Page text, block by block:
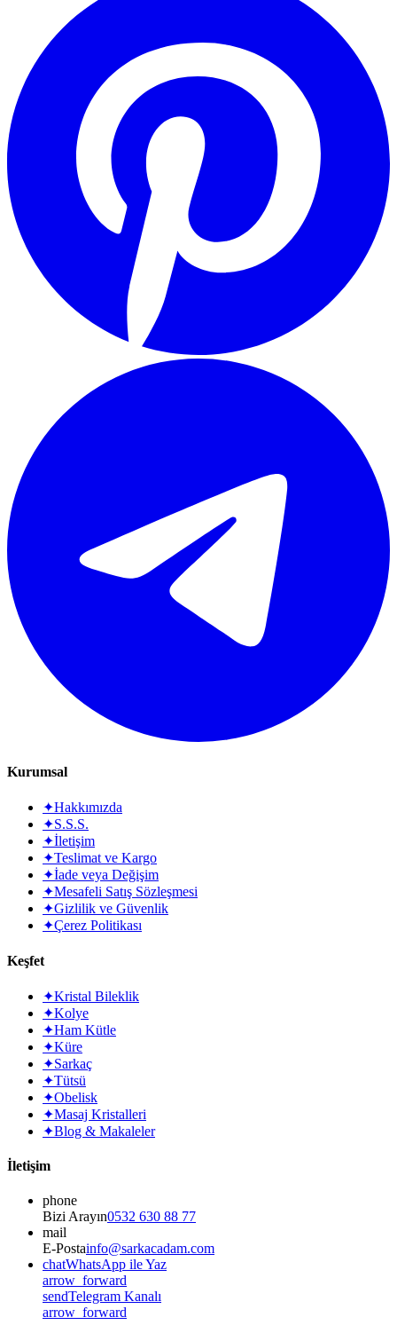
Kurumsal
✦Hakkımızda
✦S.S.S.
✦İletişim
✦Teslimat ve Kargo
✦İade veya Değişim
✦Mesafeli Satış Sözleşmesi
✦Gizlilik ve Güvenlik
✦Çerez Politikası
Keşfet
✦Kristal Bileklik
✦Kolye
✦Ham Kütle
✦Küre
✦Sarkaç
✦Tütsü
✦Obelisk
✦Masaj Kristalleri
✦Blog & Makaleler
İletişim
phone
Bizi Arayın0532 630 88 77
mail
E-Postainfo@sarkacadam.com
chatWhatsApp ile Yaz
arrow_forward
sendTelegram Kanalı
arrow_forward